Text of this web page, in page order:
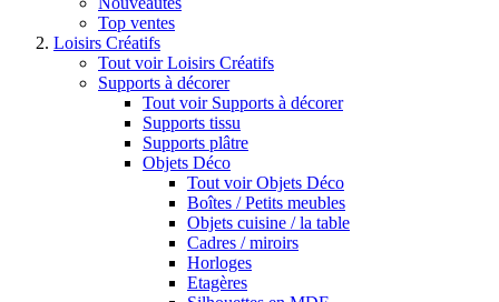
Top ventes
Loisirs Créatifs
Tout voir Loisirs Créatifs
Supports à décorer
Tout voir Supports à décorer
Supports tissu
Supports plâtre
Objets Déco
Tout voir Objets Déco
Boîtes / Petits meubles
Objets cuisine / la table
Cadres / miroirs
Horloges
Etagères